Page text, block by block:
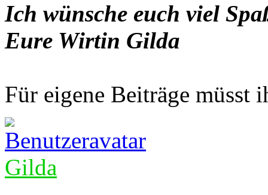
Ich wünsche euch viel
Eure Wirtin Gilda
Für eigene Beiträge müsst
Gilda